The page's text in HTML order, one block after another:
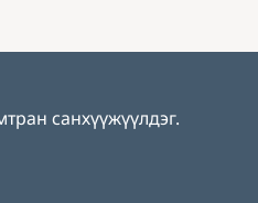
санхүүжүүлдэг.